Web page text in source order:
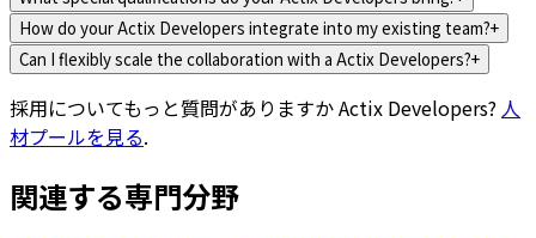
How do your Actix Developers integrate into my existing team?+
Can I flexibly scale the collaboration with a Actix Developers?+
採用についてもっと質問がありますかActix Developers? 人
材プールを見る.
関連する専門分野